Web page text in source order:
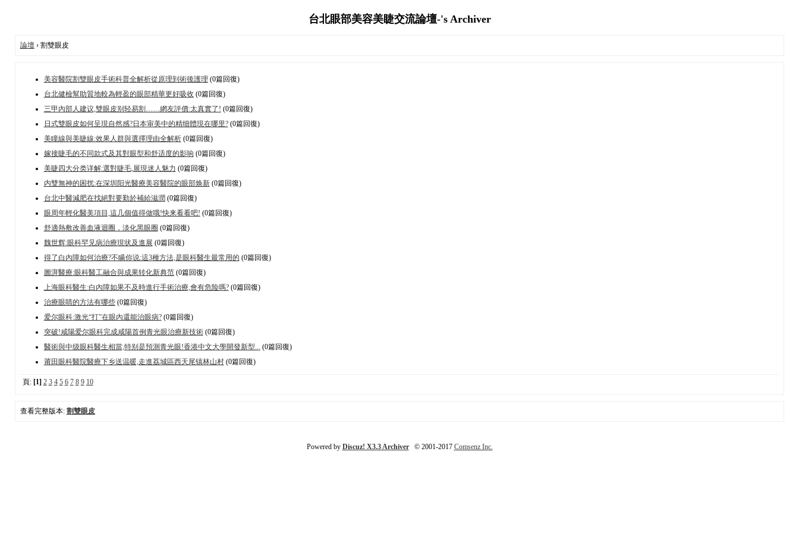
台北眼部美容美睫交流論壇-'s Archiver
論壇› 割雙眼皮
美容醫院割雙眼皮手術科普全解析從原理到術後護理 (0篇回復)
台北健檢幫助質地較為輕盈的眼部精華更好吸收 (0篇回復)
三甲內部人建议,雙眼皮别轻易割……網友評價:太真實了! (0篇回復)
日式雙眼皮如何呈現自然感?日本审美中的精细體現在哪里?(0篇回復)
美瞳線與美睫線:效果人群與選擇理由全解析(0篇回復)
嫁接睫毛的不同款式及其對眼型和舒适度的影响 (0篇回復)
美睫四大分类详解:選對睫毛,展現迷人魅力 (0篇回復)
内雙無神的困扰:在深圳阳光醫療美容醫院的眼部焕新(0篇回復)
台北中醫減肥在找絕對要勤於補給滋潤 (0篇回復)
眼周年輕化醫美項目,這几個值得做哦!快来看看吧! (0篇回復)
舒適熱敷改善血液迴圈，淡化黑眼圈 (0篇回復)
魏世辉:眼科罕见病治療現状及進展 (0篇回復)
得了白內障如何治療?不瞒你说:這3種方法,是眼科醫生最常用的 (0篇回復)
圖湃醫療:眼科醫工融合與成果转化新典范(0篇回復)
上海眼科醫生:白內障如果不及時進行手術治療,會有危险嗎?(0篇回復)
治療眼睛的方法有哪些(0篇回復)
爱尔眼科:激光“打”在眼內還能治眼病?(0篇回復)
突破!咸陽爱尔眼科完成咸陽首例青光眼治療新技術(0篇回復)
醫術與中级眼科醫生相當,特别是預測青光眼!香港中文大學開發新型... (0篇回復)
莆田眼科醫院醫療下乡送温暖,走進荔城區西天尾镇林山村(0篇回復)
頁: [1] 2 3 4 5 6 7 8 9 10
查看完整版本: 割雙眼皮
Powered by Discuz! X3.3 Archiver© 2001-2017 Comsenz Inc.